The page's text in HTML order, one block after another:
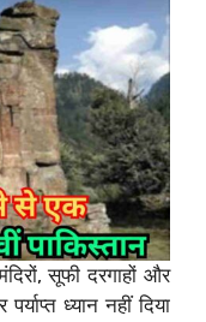
सूफी दरगाहों और
ध्यान नहीं दिया